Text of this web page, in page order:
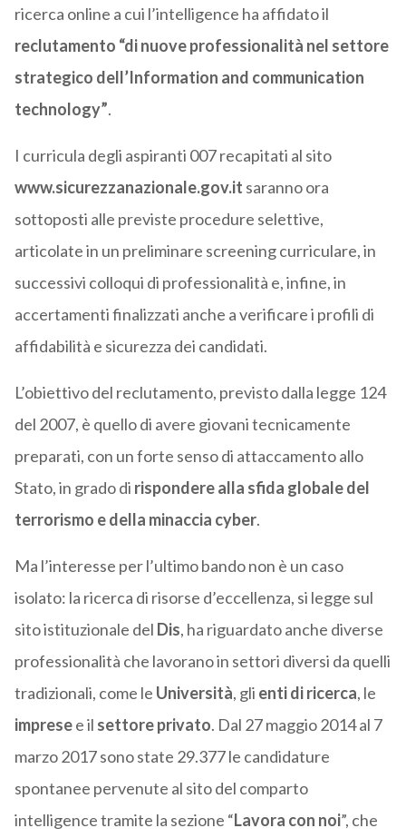
ricerca online a cui l’intelligence ha affidato il
reclutamento “di nuove professionalità nel settore
strategico dell’Information and communication
technology”.
I curricula degli aspiranti 007 recapitati al sito
www.sicurezzanazionale.gov.it saranno ora
sottoposti alle previste procedure selettive,
articolate in un preliminare screening curriculare, in
successivi colloqui di professionalità e, infine, in
accertamenti finalizzati anche a verificare i profili di
affidabilità e sicurezza dei candidati.
L’obiettivo del reclutamento, previsto dalla legge 124
del 2007, è quello di avere giovani tecnicamente
preparati, con un forte senso di attaccamento allo
Stato, in grado di rispondere alla sfida globale del
terrorismo e della minaccia cyber.
Ma l’interesse per l’ultimo bando non è un caso
isolato: la ricerca di risorse d’eccellenza, si legge sul
sito istituzionale del Dis, ha riguardato anche diverse
professionalità che lavorano in settori diversi da quelli
tradizionali, come le Università, gli enti di ricerca, le
impresee il settore privato. Dal 27 maggio 2014 al 7
marzo 2017 sono state 29.377 le candidature
spontanee pervenute al sito del comparto
intelligence tramite la sezione “Lavora con noi”, che